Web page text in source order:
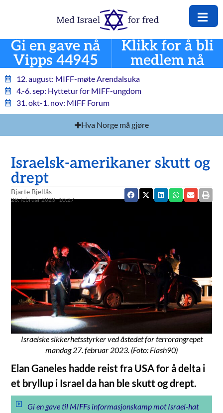
Gi en gave nå
Vipps 44945
Klikk for å bli
medlem nå
12. august: MIFF-møte Arendalsuka
4.-6. sep: Hyttetur for MIFF-ungdom
31. okt-1. nov: MIFF Forum
Hva Norge må gjøre
Israelsk-amerikaner skutt og
drept
Bjarte Bjellås
28. februar 2023 10:27
Israelske sikkerhetsstyrker ved åstedet for terrorangrepet
mandag 27. februar 2023. (Foto: Flash90)
Elan Ganeles hadde reist fra USA for å delta i
et bryllup i Israel da han ble skutt og drept.
Gi en gave til MIFFs informasjonskamp mot Israel-hat